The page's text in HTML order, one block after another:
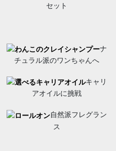
セット
ナ
チュラル派のワンちゃんへ
キャリ
アオイルに挑戦
自然派フレグラン
ス